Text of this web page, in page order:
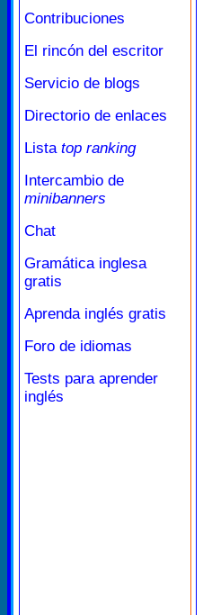
Contribuciones
El rincón del escritor
Servicio de blogs
Directorio de enlaces
Lista top ranking
Intercambio de
minibanners
Chat
Gramática inglesa
gratis
Aprenda inglés gratis
Foro de idiomas
Tests para aprender
inglés